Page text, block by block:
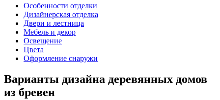
Особенности отделки
Дизайнерская отделка
Двери и лестница
Мебель и декор
Освещение
Цвета
Оформление снаружи
Варианты дизайна деревянных домов
из бревен